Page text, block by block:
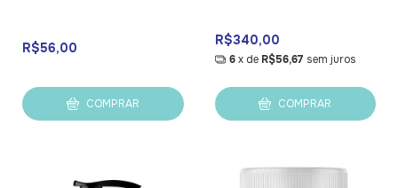
R$56,00
COMPRAR
R$340,00
6 x de R$56,67 sem juros
COMPRAR